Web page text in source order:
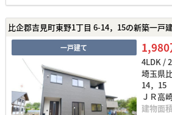
比企郡吉見町東野1丁目 6-14，15の新築一戸
一戸建て 1,980
4LDK /
埼玉県
14，15
ＪＲ高
建物面積